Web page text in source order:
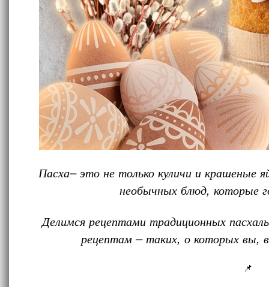
Пасха– это не только куличи и крашеные
необычных блюд, которые
Делимся рецептами традиционных
рецептам – таких, о которых
📌